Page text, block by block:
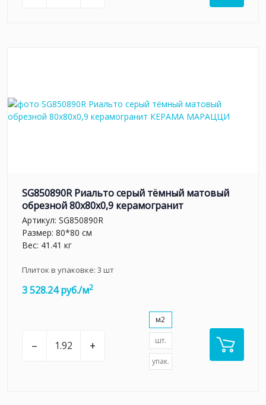
SG850890R Риальто серый тёмный матовый
обрезной 80x80x0,9 керамогранит
Артикул: SG850890R
Размер: 80*80 см
Вес: 41.41 кг
Плиток в упаковке: 3 шт
3 528.24 руб./м2
– +
м2
шт.
упак.